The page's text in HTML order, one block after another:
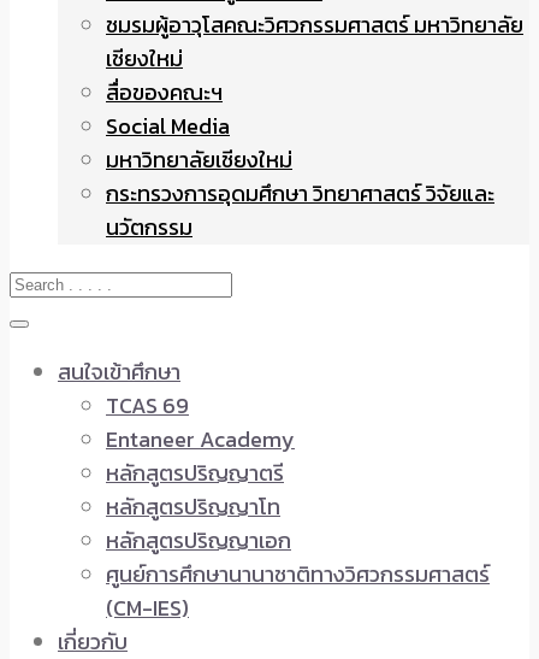
ชมรมผู้อาวุโสคณะวิศวกรรมศาสตร์ มหาวิทยาลัย
เชียงใหม่
สื่อของคณะฯ
Social Media
มหาวิทยาลัยเชียงใหม่
กระทรวงการอุดมศึกษา วิทยาศาสตร์ วิจัยและ
นวัตกรรม
สนใจเข้าศึกษา
TCAS 69
Entaneer Academy
หลักสูตรปริญญาตรี
หลักสูตรปริญญาโท
หลักสูตรปริญญาเอก
ศูนย์การศึกษานานาชาติทางวิศวกรรมศาสตร์
(CM-IES)
เกี่ยวกับ